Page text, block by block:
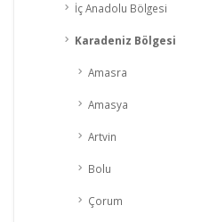
İç Anadolu Bölgesi
Karadeniz Bölgesi
Amasra
Amasya
Artvin
Bolu
Çorum